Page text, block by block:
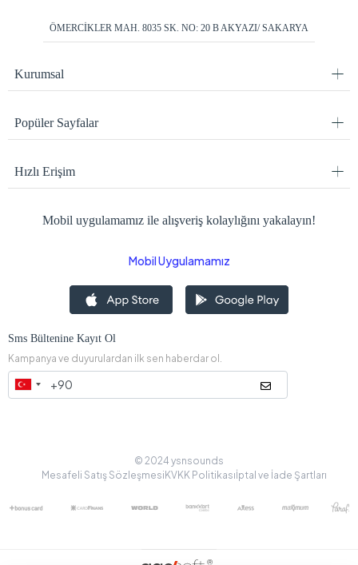
ÖMERCİKLER MAH. 8035 SK. NO: 20 B AKYAZI/ SAKARYA
Kurumsal
Popüler Sayfalar
Hızlı Erişim
Mobil uygulamamız ile alışveriş kolaylığını yakalayın!
Mobil Uygulamamız
Sms Bültenine Kayıt Ol
Kampanya ve duyurulardan ilk sen haberdar ol.
© 2024 ysnsounds
Mesafeli Satış Sözleşmesi KVKK Politikasıİptal ve İade Şartları